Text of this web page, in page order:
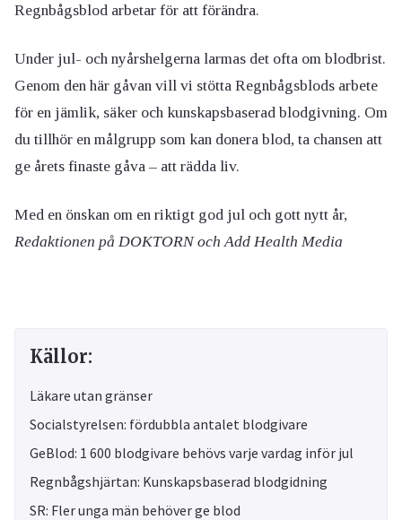
Regnbågsblod arbetar för att förändra.
Under jul- och nyårshelgerna larmas det ofta om blodbrist.
Genom den här gåvan vill vi stötta Regnbågsblods arbete
för en jämlik, säker och kunskapsbaserad blodgivning. Om
du tillhör en målgrupp som kan donera blod, ta chansen att
ge årets finaste gåva – att rädda liv.
Med en önskan om en riktigt god jul och gott nytt år,
Redaktionen på DOKTORN och Add Health Media
Källor:
Läkare utan gränser
Socialstyrelsen: fördubbla antalet blodgivare
GeBlod: 1 600 blodgivare behövs varje vardag inför jul
Regnbågshjärtan: Kunskapsbaserad blodgidning
SR: Fler unga män behöver ge blod